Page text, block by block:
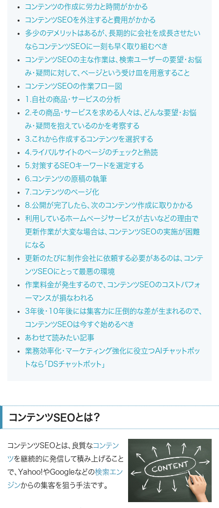
コンテンツの作成に労力と時間がかかる
コンテンツSEOを外注すると費用がかかる
多少のデメリットはあるが、長期的に会社を成長させたい
ならコンテンツSEOに一刻も早く取り組むべき
コンテンツSEOの主な作業は、検索ユーザーの要望・お悩
み・疑問に対して、ページという受け皿を用意すること
コンテンツSEOの作業フロー図
1.自社の商品・サービスの分析
2.その商品・サービスを求める人々は、どんな要望・お悩
み・疑問を抱えているのかを考察する
3.これから作成するコンテンツを選択する
4.ライバルサイトのページのチェックと熟読
5.対策するSEOキーワードを選定する
6.コンテンツの原稿の執筆
7.コンテンツのページ化
8.公開が完了したら、次のコンテンツ作成に取りかかる
利用しているホームページサービスが古いなどの理由で
更新作業が大変な場合は、コンテンツSEOの実施が困難
になる
更新のたびに制作会社に依頼する必要があるのは、コンテ
ンツSEOにとって最悪の環境
作業料金が発生するので、コンテンツSEOのコストパフォ
ーマンスが損なわれる
3年後・10年後には集客力に圧倒的な差が生まれるので、
コンテンツSEOは今すぐ始めるべき
あわせて読みたい記事
業務効率化・マーケティング強化に役立つAIチャットボッ
トなら「DSチャットボット」
コンテンツSEOとは？
コンテンツSEOとは、良質なコンテン
ツを継続的に発信して積み上げること
で、Yahoo!やGoogleなどの検索エン
ジンからの集客を狙う手法です。